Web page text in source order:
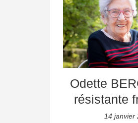
Odette
résistante
14 janvier